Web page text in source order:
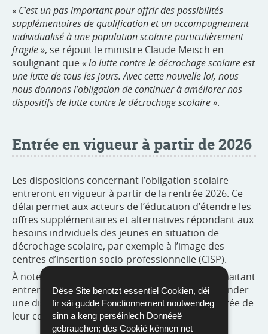
Dëse Site benotzt essentiel Cookien, déi
fir säi gudde Fonctionnement noutwendeg
sinn a keng perséinlech Donnéeë
gebrauchen; dës Cookië kënnen net
« C’est un pas important pour offrir des possibilités
supplémentaires de qualification et un accompagnement
individualisé à une population scolaire particulièrement
fragile », se réjouit le ministre Claude Meisch en
soulignant que« la lutte contre le décrochage scolaire est
une lutte de tous les jours. Avec cette nouvelle loi, nous
nous donnons l’obligation de continuer à améliorer nos
dispositifs de lutte contre le décrochage scolaire ».
Entrée en vigueur à partir de 2026
Les dispositions concernant l’obligation scolaire
entreront en vigueur à partir de la rentrée 2026. Ce
délai permet aux acteurs de l’éducation d’étendre les
offres supplémentaires et alternatives répondant aux
besoins individuels des jeunes en situation de
décrochage scolaire, par exemple à l’image des
centres d’insertion socio-professionnelle (CISP).
À noter que les mineurs d’au moins 16 ans souhaitant
entrer dans le monde du travail pourront demander
une dispense de l’obligation scolaire pour la durée de
leur contrat de travail.